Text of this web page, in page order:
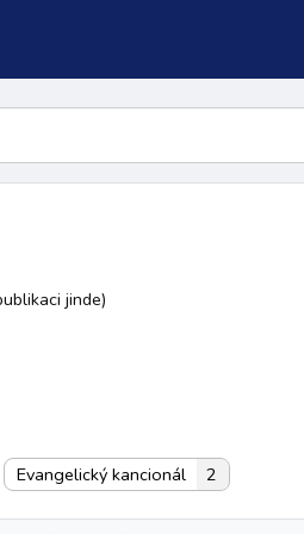
žalm
jinde)
Evangelický kancionál 2